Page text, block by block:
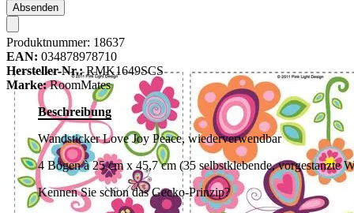
Absenden
Produktnummer: 18637
EAN: 034878978710
Hersteller-Nr.: RMK1649SCS
Marke: RoomMates
Beschreibung
Wandsticker Love Joy Peace, wiederverwendbar
4 Bögen à 25 cm x 45,7 cm (35 selbstklebende, vorgestanzte
Kennen Sie schon das Gecko-Prinzip?